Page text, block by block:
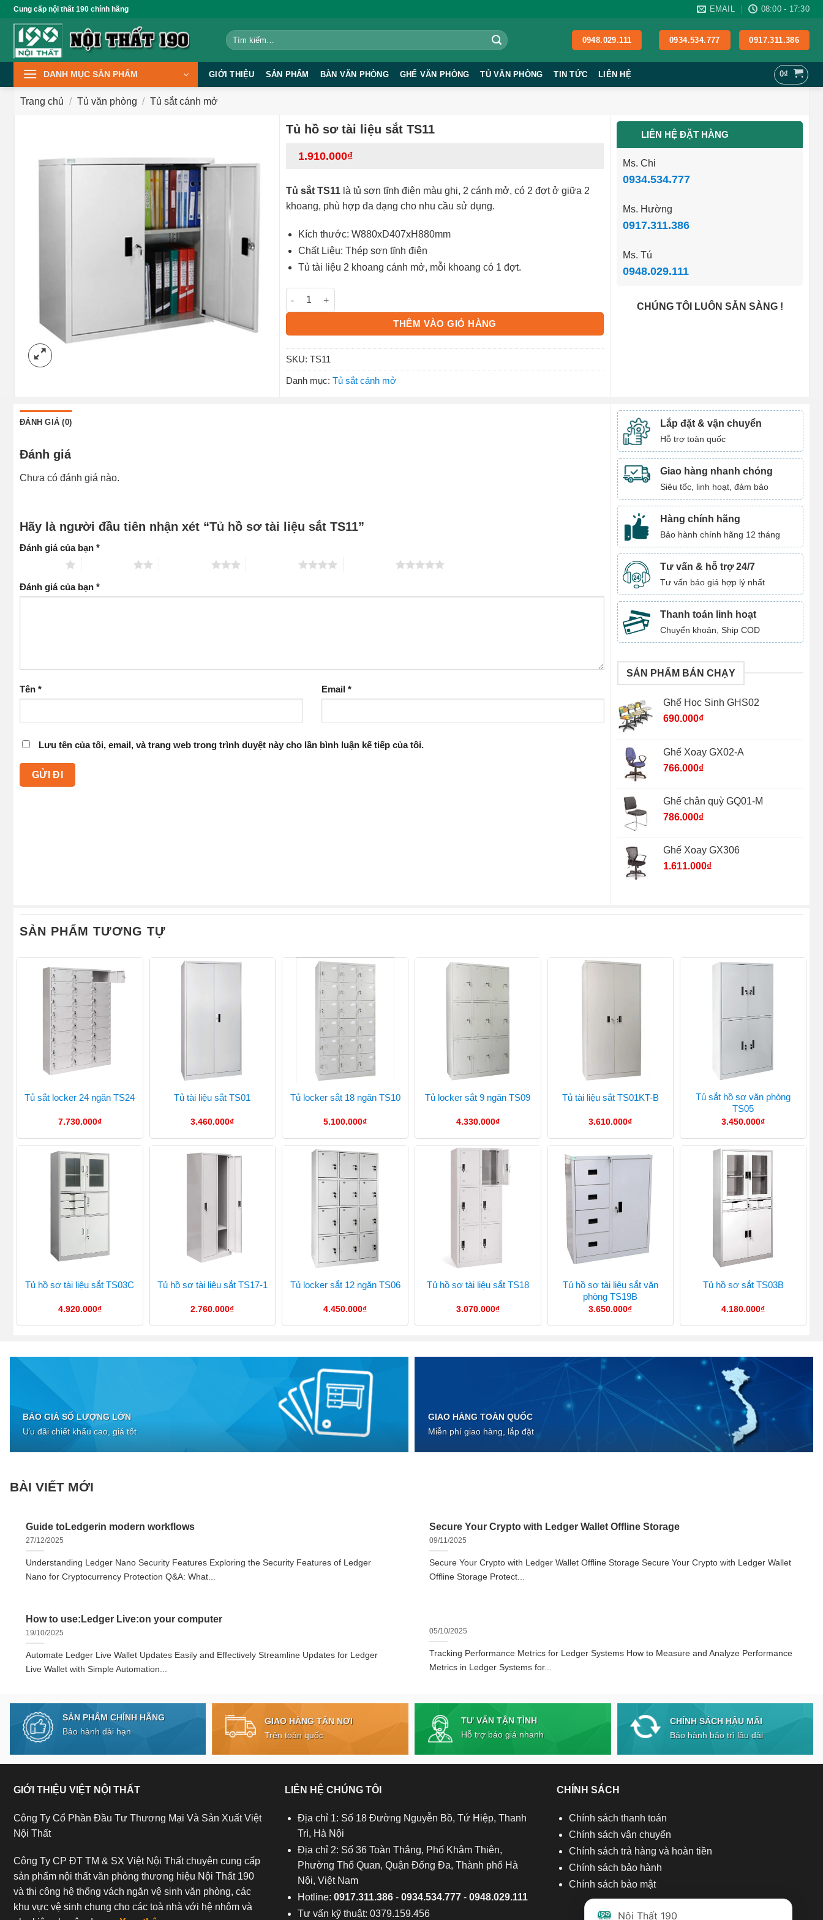
qua
dung
Cung cấp nội thất 190 chính hãng EMAIL 08:00 - 17:30
Tìm
kiếm:
0948.029.111 0934.534.777 0917.311.386
DANH MỤC SẢN PHẨM GIỚI THIỆU SẢN PHẨM BÀN VĂN PHÒNG GHẾ VĂN PHÒNG TỦ VĂN PHÒNG TIN TỨC LIÊN HỆ 0₫
Trang chủ / Tủ văn phòng / Tủ sắt cánh mở
Tủ hồ sơ tài liệu sắt TS11
1.910.000₫
Tủ sắt TS11là tủ sơn tĩnh điện màu ghi, 2 cánh mở, có 2 đợt ở giữa 2
khoang, phù hợp đa dạng cho nhu cầu sử dụng.
Kích thước: W880xD407xH880mm
Chất Liệu: Thép sơn tĩnh điện
Tủ tài liệu 2 khoang cánh mở, mỗi khoang có 1 đợt.
Tủ hồ sơ tài liệu sắt TS11 số lượng
THÊM VÀO GIỎ HÀNG
SKU: TS11
Danh mục: Tủ sắt cánh mở
LIÊN HỆ ĐẶT HÀNG
Ms. Chi
0934.534.777
Ms. Hường
0917.311.386
Ms. Tú
0948.029.111
CHÚNG TÔI LUÔN SẴN SÀNG !
ĐÁNH GIÁ (0)
Đánh giá
Chưa có đánh giá nào.
Hãy là người đầu tiên nhận xét “Tủ hồ sơ tài liệu sắt TS11”
Đánh giá của bạn *
Đánh giá của bạn *
Tên * Email *
Lưu tên của tôi, email, và trang web trong trình duyệt này cho lần bình luận kế tiếp của tôi.
Lắp đặt & vận chuyển
Hỗ trợ toàn quốc
Giao hàng nhanh chóng
Siêu tốc, linh hoạt, đảm bảo
Hàng chính hãng
Bảo hành chính hãng 12 tháng
Tư vấn & hỗ trợ 24/7
Tư vấn báo giá hợp lý nhất
Thanh toán linh hoạt
Chuyển khoản, Ship COD
SẢN PHẨM BÁN CHẠY
Ghế Học Sinh GHS02
690.000₫
Ghế Xoay GX02-A
766.000₫
Ghế chân quỳ GQ01-M
786.000₫
Ghế Xoay GX306
1.611.000₫
SẢN PHẨM TƯƠNG TỰ
Tủ sắt locker 24 ngăn TS24
7.730.000₫
Tủ tài liệu sắt TS01
3.460.000₫
Tủ locker sắt 18 ngăn TS10
5.100.000₫
Tủ locker sắt 9 ngăn TS09
4.330.000₫
Tủ tài liệu sắt TS01KT-B
3.610.000₫
Tủ sắt hồ sơ văn phòng
TS05
3.450.000₫
Tủ hồ sơ tài liệu sắt TS03C
4.920.000₫
Tủ hồ sơ tài liệu sắt TS17-1
2.760.000₫
Tủ locker sắt 12 ngăn TS06
4.450.000₫
Tủ hồ sơ tài liệu sắt TS18
3.070.000₫
Tủ hồ sơ tài liệu sắt văn
phòng TS19B
3.650.000₫
Tủ hồ sơ sắt TS03B
4.180.000₫
BÁO GIÁ SỐ LƯỢNG LỚN
Ưu đãi chiết khấu cao, giá tốt
GIAO HÀNG TOÀN QUỐC
Miễn phí giao hàng, lắp đặt
BÀI VIẾT MỚI
Guide toLedgerin modern workflows
27/12/2025
Understanding Ledger Nano Security Features Exploring the Security Features of Ledger
Nano for Cryptocurrency Protection Q&A: What...
Secure Your Crypto with Ledger Wallet Offline Storage
09/11/2025
Secure Your Crypto with Ledger Wallet Offline Storage Secure Your Crypto with Ledger Wallet
Offline Storage Protect...
How to use:Ledger Live:on your computer
19/10/2025
Automate Ledger Live Wallet Updates Easily and Effectively Streamline Updates for Ledger
Live Wallet with Simple Automation...
05/10/2025
Tracking Performance Metrics for Ledger Systems How to Measure and Analyze Performance
Metrics in Ledger Systems for...
SẢN PHẨM CHÍNH HÃNG
Bảo hành dài hạn
GIAO HÀNG TẬN NƠI
Trên toàn quốc
TƯ VẤN TẬN TÌNH
Hỗ trợ báo giá nhanh
CHÍNH SÁCH HẬU MÃI
Bảo hành bảo trì lâu dài
GIỚI THIỆU VIỆT NỘI THẤT
Công Ty Cổ Phần Đầu Tư Thương Mại Và Sản Xuất Việt
Nội Thất
Công Ty CP ĐT TM & SX Việt Nội Thất chuyên cung cấp
sản phẩm nội thất văn phòng thương hiệu Nội Thất 190
và thi công hệ thống vách ngăn vệ sinh văn phòng, các
khu vực vệ sinh chung cho các toà nhà với hệ nhôm và
LIÊN HỆ CHÚNG TÔI
Địa chỉ 1: Số 18 Đường Nguyễn Bồ, Tứ Hiệp, Thanh
Trì, Hà Nội
Địa chỉ 2: Số 36 Toàn Thắng, Phố Khâm Thiên,
Phường Thổ Quan, Quận Đống Đa, Thành phố Hà
Nội, Việt Nam
Hotline:0917.311.386 -0934.534.777 -0948.029.111
Tư vấn kỹ thuật: 0379.159.456
CHÍNH SÁCH
Chính sách thanh toán
Chính sách vận chuyển
Chính sách trả hàng và hoàn tiền
Chính sách bảo hành
Chính sách bảo mật
Nội Thất 190